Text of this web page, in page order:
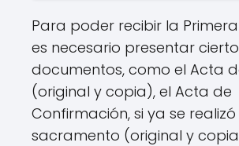
Para poder recibir la
es necesario presentar
documentos, como el Acta
(original y copia), el Acta de
Confirmación, si ya se realizó
sacramento (original y